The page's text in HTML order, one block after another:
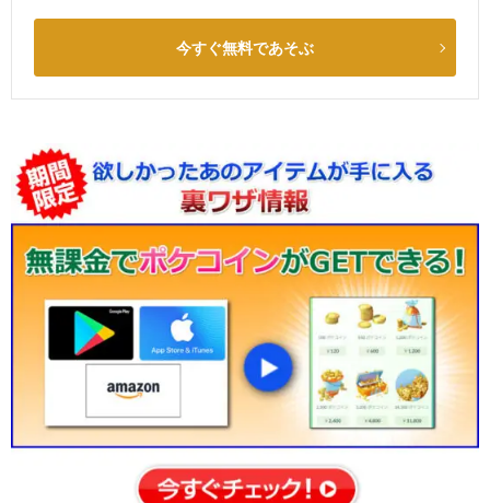
今すぐ無料であそぶ